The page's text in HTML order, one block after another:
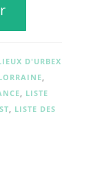
D'URBEX
,
, LISTE
, LISTE DES